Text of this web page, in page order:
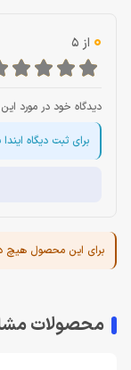
0 از 5
دیدگاه خود در مورد
برای ثبت دیگاه ایندا
برای این محصول هیچ
محصولات